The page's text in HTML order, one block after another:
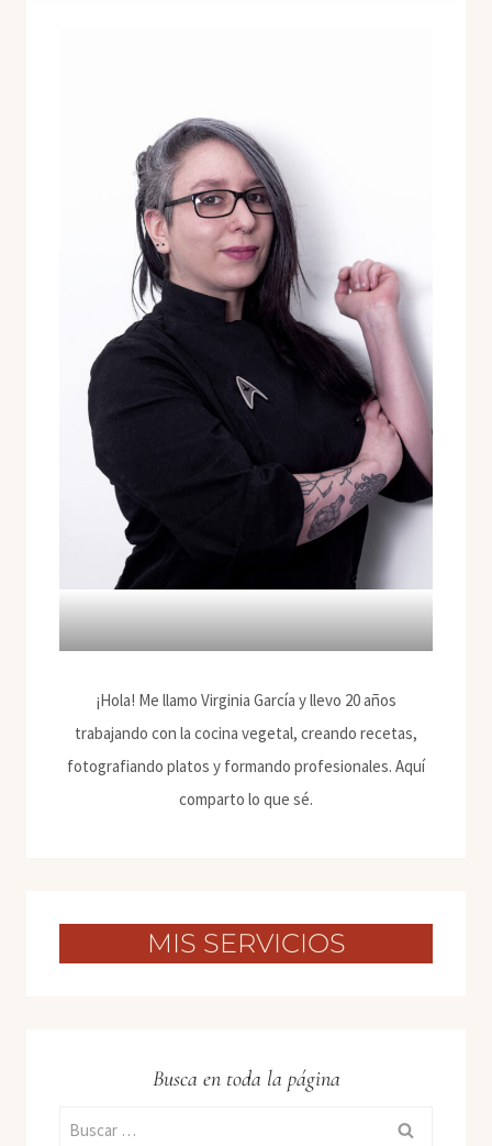
¡Hola! Me llamo Virginia García y llevo 20 años
trabajando con la cocina vegetal, creando recetas,
fotografiando platos y formando profesionales. Aquí
comparto lo que sé.
MIS SERVICIOS
Busca en toda la página
Buscar: